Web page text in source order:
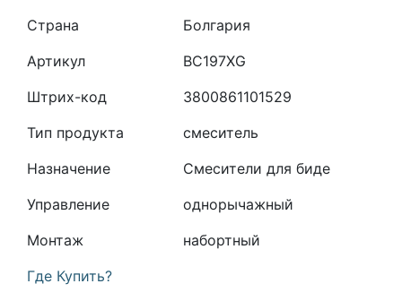
Страна
Болгария
Артикул
BC197XG
Штрих-код
3800861101529
Тип продукта
смеситель
Назначение
Смесители для биде
Управление
однорычажный
Монтаж
набортный
Где Купить?